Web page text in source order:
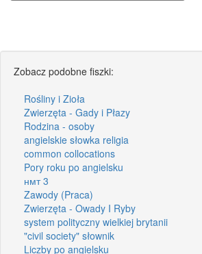
Zobacz podobne fiszki:
Rośliny i Zioła
Zwierzęta - Gady i Płazy
Rodzina - osoby
angielskie słowka religia
common collocations
Pory roku po angielsku
нмт 3
Zawody (Praca)
Zwierzęta - Owady I Ryby
system polityczny wielkiej brytanii
"civil society" słownik
Liczby po angielsku